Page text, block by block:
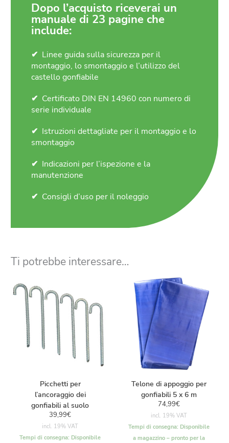
Dopo l’acquisto riceverai un
manuale di 23 pagine che
include:
Linee guida sulla sicurezza per il
montaggio, lo smontaggio e l’utilizzo del
castello gonfiabile
Certificato DIN EN 14960 con numero di
serie individuale
Istruzioni dettagliate per il montaggio e lo
smontaggio
Indicazioni per l’ispezione e la
manutenzione
Consigli d’uso per il noleggio
Ti potrebbe interessare…
Picchetti per
l’ancoraggio dei
gonfiabili al suolo
39,99€
incl. 19% VAT
Tempi di consegna: Disponibile
Telone di appoggio per
gonfiabili 5 x 6 m
74,99€
incl. 19% VAT
Tempi di consegna: Disponibile
a magazzino – pronto per la